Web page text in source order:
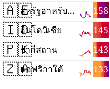
🇦🇪 158
สหรัฐอาหรับเอมิเรตส์
🇮🇩 145
อินโดนีเซีย
🇵🇰 143
ปากีสถาน
🇿🇦 133
แอฟริกาใต้